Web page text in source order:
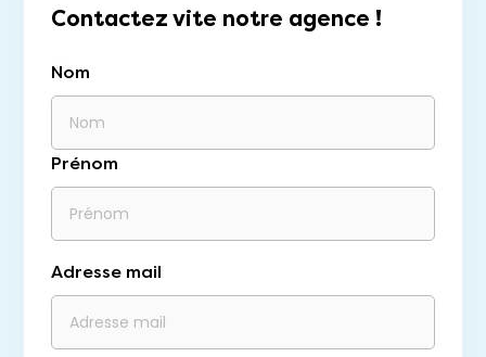
Contactez vite notre agence !
Nom
Prénom
Adresse mail